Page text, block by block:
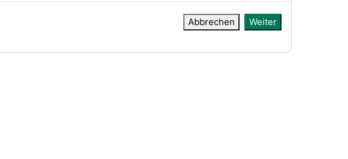
Abbrechen Weiter